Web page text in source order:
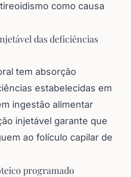
como causa
das deficiências
tem absorção
estabelecidas em
ingestão alimentar
injetável garante que
ao folículo capilar de
programado